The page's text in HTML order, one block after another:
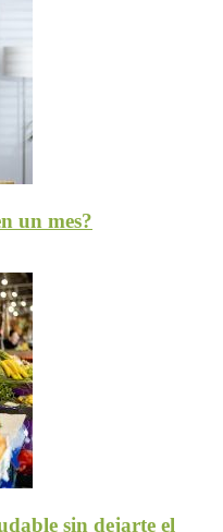
un mes?
sin dejarte el